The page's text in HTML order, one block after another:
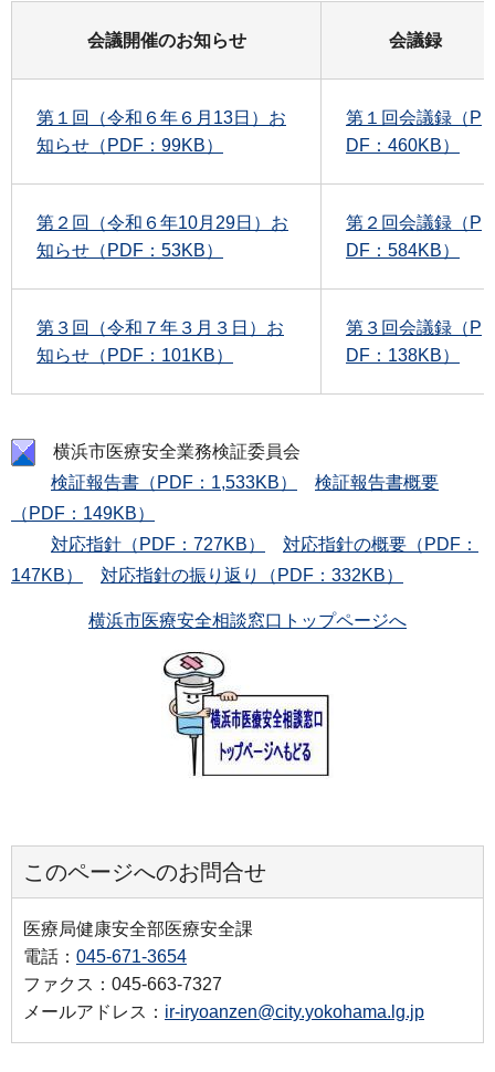
会議開催のお知らせ 会議録
第１回（令和６年６月13日）お
知らせ（PDF：99KB）
第１回会議録（P
DF：460KB）
第２回（令和６年10月29日）お
知らせ（PDF：53KB）
第２回会議録（P
DF：584KB）
第３回（令和７年３月３日）お
知らせ（PDF：101KB）
第３回会議録（P
DF：138KB）
横浜市医療安全業務検証委員会
検証報告書（PDF：1,533KB）
検証報告書概要
（PDF：149KB）
対応指針（PDF：727KB）
対応指針の概要（PDF：
147KB）
対応指針の振り返り（PDF：332KB）
横浜市医療安全相談窓口トップページへ
このページへのお問合せ
医療局健康安全部医療安全課
電話： 045-671-3654
ファクス：045-663-7327
メールアドレス： ir-iryoanzen@city.yokohama.lg.jp